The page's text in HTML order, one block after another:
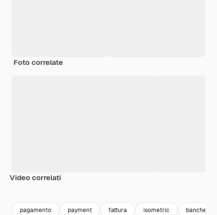
Foto correlate
Video correlati
pagamento payment fattura isometric banche